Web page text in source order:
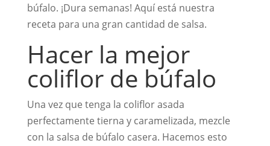
búfalo. ¡Dura semanas! Aquí está nuestra
receta para una gran cantidad de salsa.
Hacer la mejor
coliflor de búfalo
Una vez que tenga la coliflor asada
perfectamente tierna y caramelizada, mezcle
con la salsa de búfalo casera. Hacemos esto